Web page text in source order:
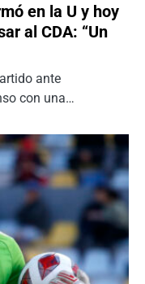
en la U y hoy
al CDA: “Un
ante
con una…